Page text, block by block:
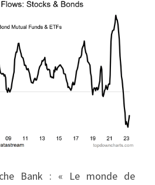
Bank : « Le monde de